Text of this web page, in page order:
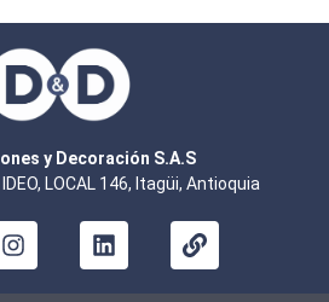
y Decoración S.A.S
LOCAL 146, Itagüi, Antioquia